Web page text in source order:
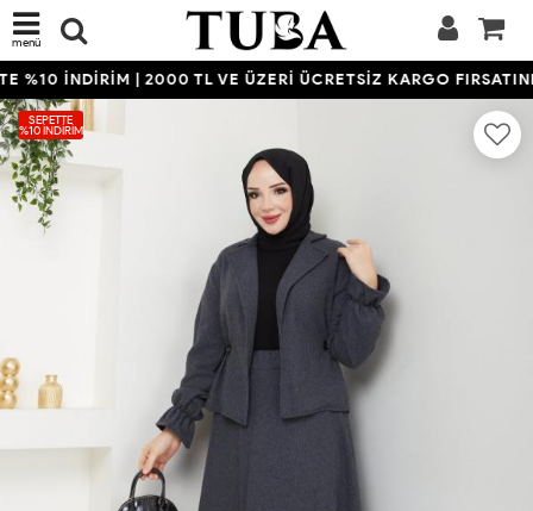
menü
%10 İNDİRİM | 2000 TL VE ÜZERİ ÜCRETSİZ KARGO FIRSATINI
SEPETTE
%10 İNDIRIM